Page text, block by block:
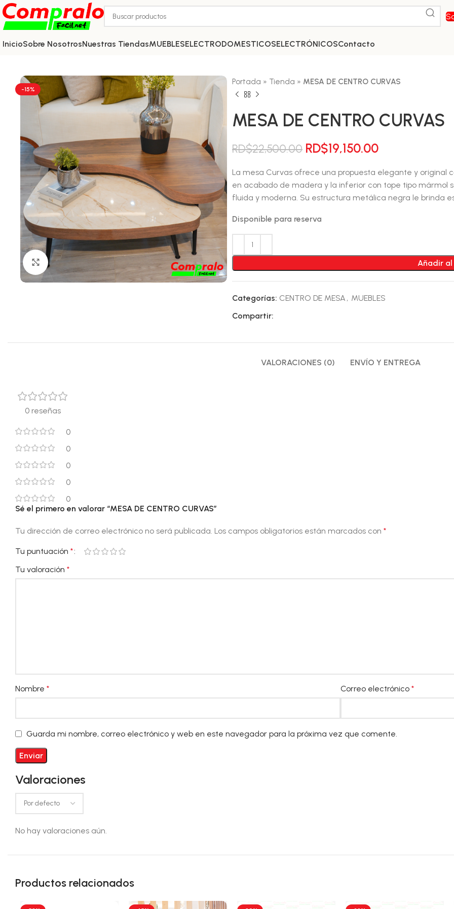
InicioSobre NosotrosNuestras TiendasMUEBLESELECTRODOMESTICOSELECTRÓNICOSContacto
-15%
Click para agrandar
Portada » Tienda » MESA DE CENTRO CURVAS
MESA DE CENTRO CURVAS
RD$22,500.00 El
original
era:
RD$19,150.00El
actual
es:
RD$19,150.00.
La mesa Curvas ofrece una propuesta elegante y original
en acabado de madera y la inferior con tope tipo
fluida y moderna. Su estructura metálica negra le brinda
Disponible para reserva
Añadir
Categorías: CENTRO DE MESA , MUEBLES
Compartir:
VALORACIONES (0) ENVÍO Y ENTREGA
0 reseñas
0
0
0
0
0
Valoraciones
No hay valoraciones aún.
Sé el primero en valorar “MESA DE CENTRO CURVAS”
Tu dirección de correo electrónico no será publicada. Los campos obligatorios están marcados con *
Tu puntuación *
Tu valoración *
Nombre * Correo electrónico *
Guarda mi nombre, correo electrónico y web en este navegador para la próxima vez que comente.
Productos relacionados